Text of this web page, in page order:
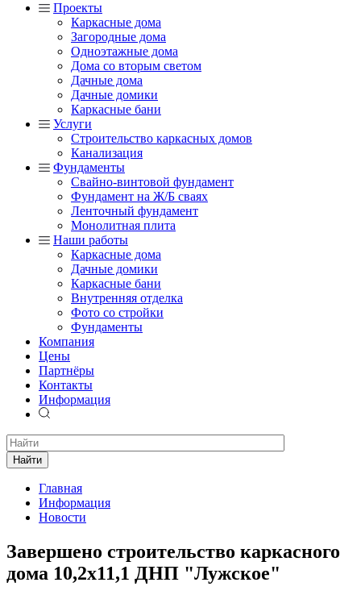
Проекты
Каркасные дома
Загородные дома
Одноэтажные дома
Дома со вторым светом
Дачные дома
Дачные домики
Каркасные бани
Услуги
Строительство каркасных домов
Канализация
Фундаменты
Свайно-винтовой фундамент
Фундамент на Ж/Б сваях
Ленточный фундамент
Монолитная плита
Наши работы
Каркасные дома
Дачные домики
Каркасные бани
Внутренняя отделка
Фото со стройки
Фундаменты
Компания
Цены
Партнёры
Контакты
Информация
Найти
Главная
Информация
Новости
Завершено строительство каркасного
дома 10,2х11,1 ДНП "Лужское"